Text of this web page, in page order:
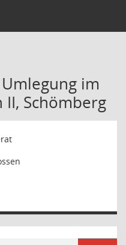
im
II, Schömberg